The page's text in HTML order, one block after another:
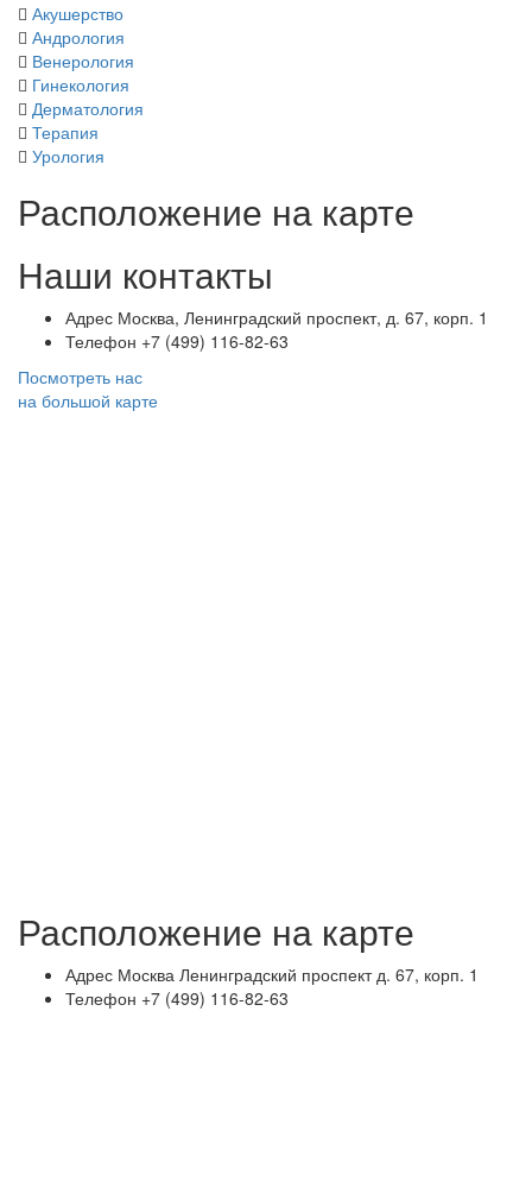
Акушерство
Андрология
Венерология
Гинекология
Дерматология
Терапия
Урология
Расположение на карте
Наши контакты
Адрес Москва, Ленинградский проспект, д. 67, корп. 1
Телефон +7 (499) 116-82-63
Посмотреть нас
на большой карте
Расположение на карте
Адрес Москва Ленинградский проспект д. 67, корп. 1
Телефон +7 (499) 116-82-63